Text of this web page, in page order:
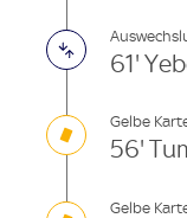
61'
Gelbe
56'
Gelbe